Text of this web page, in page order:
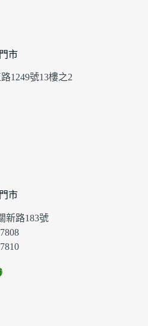
市
1249號13樓之2
市
新路183號